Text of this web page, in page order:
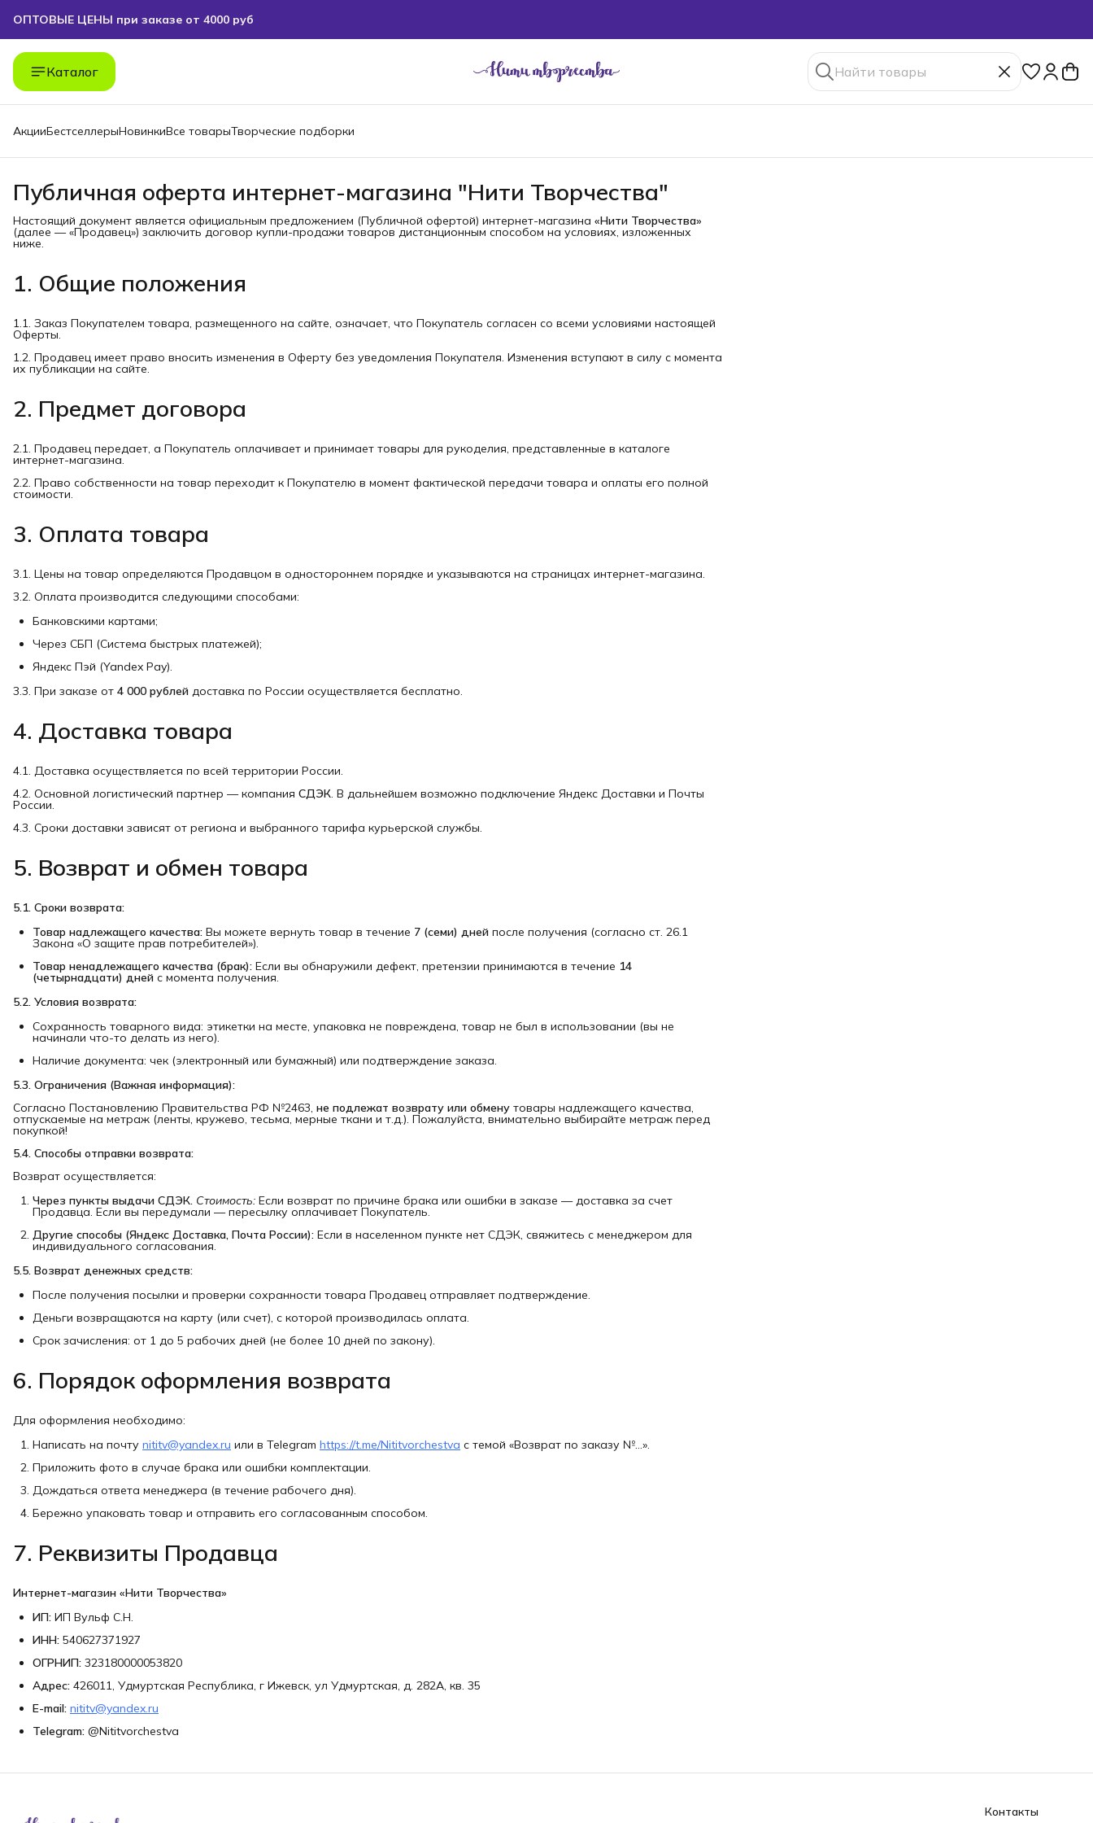
ОПТОВЫЕ ЦЕНЫ при заказе от 4000 руб
БЕСПЛАТНАЯ ДОСТАВКА при заказе от 4000 руб
Каталог
АкцииБестселлерыНовинкиВсе товарыТворческие подборки
Публичная оферта интернет-магазина "Нити Творчества"
Настоящий документ является официальным предложением (Публичной офертой) интернет-магазина «Нити Творчества»
(далее — «Продавец») заключить договор купли-продажи товаров дистанционным способом на условиях, изложенных
ниже.
1. Общие положения
1.1. Заказ Покупателем товара, размещенного на сайте, означает, что Покупатель согласен со всеми условиями настоящей
Оферты.
1.2. Продавец имеет право вносить изменения в Оферту без уведомления Покупателя. Изменения вступают в силу с момента
их публикации на сайте.
2. Предмет договора
2.1. Продавец передает, а Покупатель оплачивает и принимает товары для рукоделия, представленные в каталоге
интернет-магазина.
2.2. Право собственности на товар переходит к Покупателю в момент фактической передачи товара и оплаты его полной
стоимости.
3. Оплата товара
3.1. Цены на товар определяются Продавцом в одностороннем порядке и указываются на страницах интернет-магазина.
3.2. Оплата производится следующими способами:
Банковскими картами;
Через СБП (Система быстрых платежей);
Яндекс Пэй (Yandex Pay).
3.3. При заказе от 4 000 рублей доставка по России осуществляется бесплатно.
4. Доставка товара
4.1. Доставка осуществляется по всей территории России.
4.2. Основной логистический партнер — компания СДЭК. В дальнейшем возможно подключение Яндекс Доставки и Почты
России.
4.3. Сроки доставки зависят от региона и выбранного тарифа курьерской службы.
5. Возврат и обмен товара
5.1. Сроки возврата:
Товар надлежащего качества: Вы можете вернуть товар в течение 7 (семи) дней после получения (согласно ст. 26.1
Закона «О защите прав потребителей»).
Товар ненадлежащего качества (брак): Если вы обнаружили дефект, претензии принимаются в течение 14
(четырнадцати) дней с момента получения.
5.2. Условия возврата:
Сохранность товарного вида: этикетки на месте, упаковка не повреждена, товар не был в использовании (вы не
начинали что-то делать из него).
Наличие документа: чек (электронный или бумажный) или подтверждение заказа.
5.3. Ограничения (Важная информация):
Согласно Постановлению Правительства РФ №2463, не подлежат возврату или обмену товары надлежащего качества,
отпускаемые на метраж (ленты, кружево, тесьма, мерные ткани и т.д.). Пожалуйста, внимательно выбирайте метраж перед
покупкой!
5.4. Способы отправки возврата:
Возврат осуществляется:
Через пункты выдачи СДЭК. Стоимость: Если возврат по причине брака или ошибки в заказе — доставка за счет
Продавца. Если вы передумали — пересылку оплачивает Покупатель.
Другие способы (Яндекс Доставка, Почта России): Если в населенном пункте нет СДЭК, свяжитесь с менеджером для
индивидуального согласования.
5.5. Возврат денежных средств:
После получения посылки и проверки сохранности товара Продавец отправляет подтверждение.
Деньги возвращаются на карту (или счет), с которой производилась оплата.
Срок зачисления: от 1 до 5 рабочих дней (не более 10 дней по закону).
6. Порядок оформления возврата
Для оформления необходимо:
Написать на почту nititv@yandex.ru или в Telegram https://t.me/Nititvorchestva с темой «Возврат по заказу №...».
Приложить фото в случае брака или ошибки комплектации.
Дождаться ответа менеджера (в течение рабочего дня).
Бережно упаковать товар и отправить его согласованным способом.
7. Реквизиты Продавца
Интернет-магазин «Нити Творчества»
ИП: ИП Вульф С.Н.
ИНН: 540627371927
ОГРНИП: 323180000053820
Адрес: 426011, Удмуртская Республика, г Ижевск, ул Удмуртская, д. 282А, кв. 35
E-mail: nititv@yandex.ru
Telegram: @Nititvorchestva
Контакты